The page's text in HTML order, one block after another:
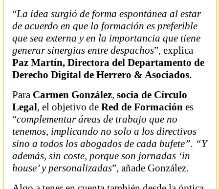
“La idea surgió de forma espontánea al estar
de acuerdo en que la formación es preferible
que sea externa y en la importancia que tiene
generar sinergias entre despachos”, explica
Paz Martín, Directora del Departamento de
Derecho Digital de Herrero & Asociados.
Para Carmen González, socia de Círculo
Legal, el objetivo de Red de Formación es
“complementar áreas de trabajo que no
tenemos, implicando no solo a los directivos
sino a todos los abogados de cada bufete”. “Y
además, sin coste, porque son jornadas ‘in
house’ y personalizadas”, añade González.